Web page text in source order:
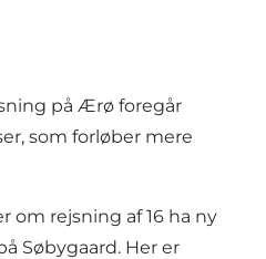
på Ærø foregår
som forløber mere
om rejsning af 16 ha ny
Søbygaard. Her er